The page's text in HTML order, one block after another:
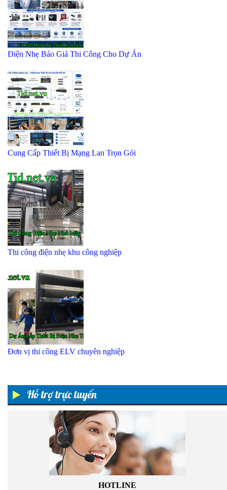
Hỗ trợ trực tuyến
HOTLINE
Điện Nhẹ Báo Giá Thi Công Cho Dự Án
Cung Cấp Thiết Bị Mạng Lan Trọn Gói
Thi công điện nhẹ khu công nghiệp
Đơn vị thi công ELV chuyên nghiệp